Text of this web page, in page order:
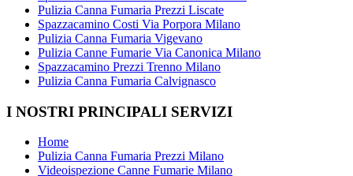
Pulizia Canna Fumaria Prezzi Liscate
Spazzacamino Costi Via Porpora Milano
Pulizia Canna Fumaria Vigevano
Pulizia Canne Fumarie Via Canonica Milano
Spazzacamino Prezzi Trenno Milano
Pulizia Canna Fumaria Calvignasco
I NOSTRI PRINCIPALI SERVIZI
Home
Pulizia Canna Fumaria Prezzi Milano
Videoispezione Canne Fumarie Milano